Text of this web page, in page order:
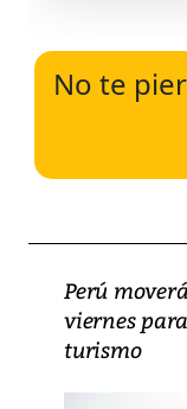
No te
Perú
viernes
turismo